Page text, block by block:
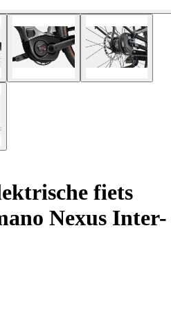
fiets
Nexus Inter-